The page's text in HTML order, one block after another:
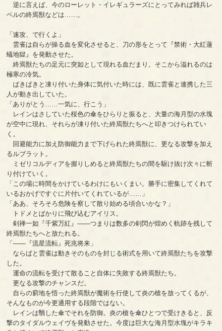
逆に言えば、今のローレット・イレギュラーズにとってみれば雑兵レ
ベルの終焉獣などは……。
「速攻、で行くよ」
雲雀は自らが操る血を変化させると、刀の形をとって『禁術・大紅蓮
蟻地獄』を発動させた。
終焉獣たちの足元に突如として現れる血だまり。そこから溢れるのは
極寒の冷気。
ぱきぱきと凍り付いた身体に気付いた時には、既に雲雀と連携した三
人が動き出していた。
「ありがとう……一気に、行こう」
レインはさしていた桜色の傘をひらりと振ると、大量の海月型の水塊
が空中に現れ、それらが凍り付いた終焉獣たちへと叩きつけられてい
く。
回避能力に加え防御能力まで下げられた終焉獣に、更なる攻撃を加え
るルブラット。
ミゼリコルディアを握りしめると終焉獣たちの間を駆け抜け次々に斬
り付けていく。
「この場に時間をかけているわけにもいくまい。勝手に密集してくれて
いるおかげですぐに片付いてくれているが……」
「ああ、そろそろ危険を察して散り始める頃合いかな？」
トドメとばかりに飛び込むアイリス。
剣禅一如『千紫万紅』――つまりは数多の剣閃が煌めく軌跡を残して
終焉獣たちへと放たれる。
「――『流星流転』死兆将来」
ならばと雲雀は動きそのものを封じる術式を用いて終焉獣たちを攻撃
した。
運命の流転を受けて散ること自体に失敗する終焉獣たち。
更なる攻撃のチャンスだ。
自らの窮地を悟った終焉獣が魔術を行使して炎の槍を放ってくるが、
そんなものが今更通用する段階ではない。
レインは翳した傘でそれを防御。炎の槍を傘ひとつで受けきると、反
撃のタイダルウェイヴを発動させた。今度は巨大な海月型水塊がキラキ